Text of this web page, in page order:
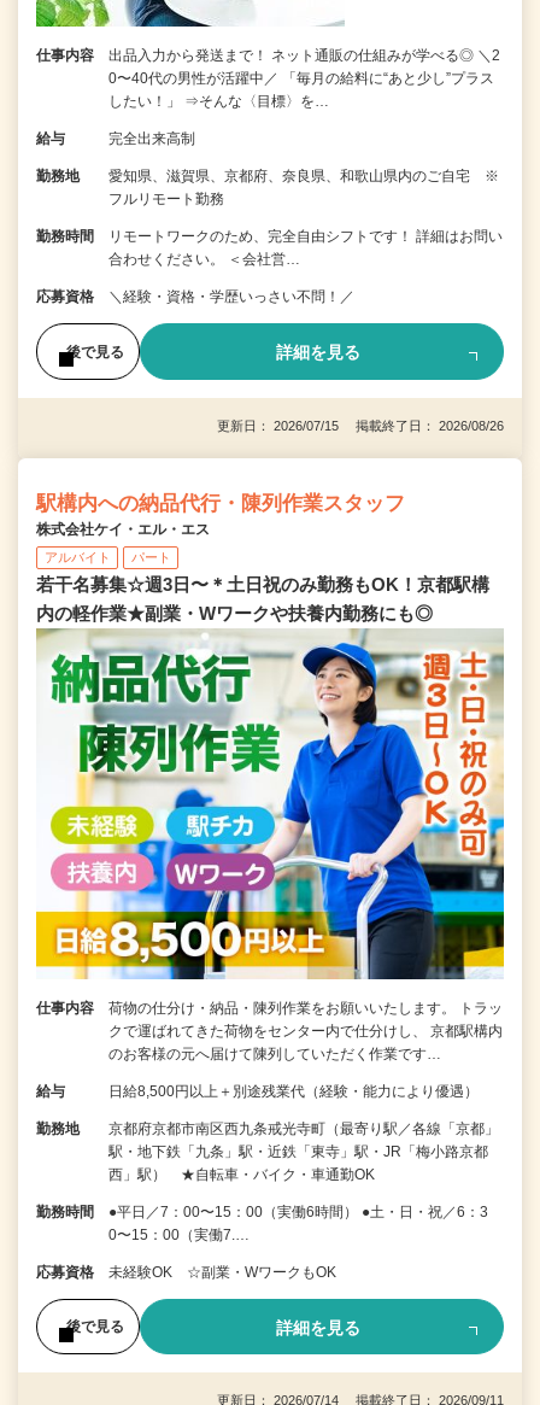
仕事内容
出品入力から発送まで！ ネット通販の仕組みが学べる◎ ＼2
0〜40代の男性が活躍中／ 「毎月の給料に“あと少し”プラス
したい！」 ⇒そんな〈目標〉を…
給与 完全出来高制
勤務地
愛知県、滋賀県、京都府、奈良県、和歌山県内のご自宅 ※
フルリモート勤務
勤務時間
リモートワークのため、完全自由シフトです！ 詳細はお問い
合わせください。 ＜会社営…
応募資格 ＼経験・資格・学歴いっさい不問！／
後で見る 詳細を見る
更新日： 2026/07/15 掲載終了日： 2026/08/26
駅構内への納品代行・陳列作業スタッフ
株式会社ケイ・エル・エス
アルバイト パート
若干名募集☆週3日〜＊土日祝のみ勤務もOK！京都駅構
内の軽作業★副業・Wワークや扶養内勤務にも◎
仕事内容
荷物の仕分け・納品・陳列作業をお願いいたします。 トラッ
クで運ばれてきた荷物をセンター内で仕分けし、 京都駅構内
のお客様の元へ届けて陳列していただく作業です…
給与 日給8,500円以上＋別途残業代（経験・能力により優遇）
勤務地
京都府京都市南区西九条戒光寺町（最寄り駅／各線「京都」
駅・地下鉄「九条」駅・近鉄「東寺」駅・JR「梅小路京都
西」駅） ★自転車・バイク・車通勤OK
勤務時間
●平日／7：00〜15：00（実働6時間） ●土・日・祝／6：3
0〜15：00（実働7.…
応募資格 未経験OK ☆副業・WワークもOK
後で見る 詳細を見る
更新日： 2026/07/14 掲載終了日： 2026/09/11